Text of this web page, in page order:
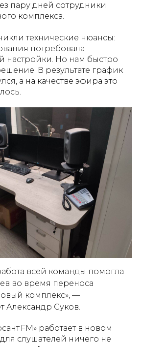
пару дней сотрудники
комплекса.
технические нюансы:
потребовала
настройки. Но нам быстро
В результате график
а на качестве эфира это
всей команды помогла
во время переноса
комплекс», —
Александр Суков.
FM» работает в новом
слушателей ничего не